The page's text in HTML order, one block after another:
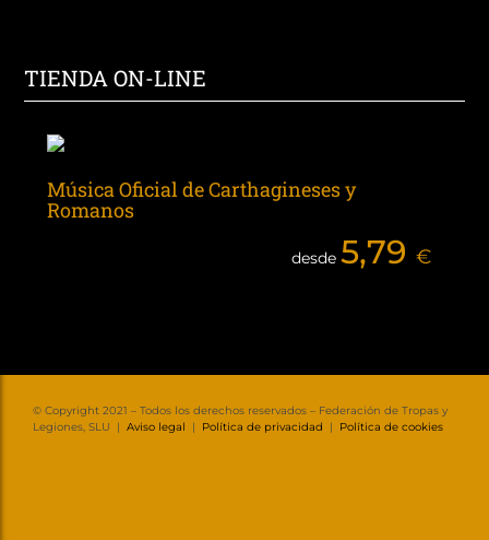
TIENDA ON-LINE
Música Oficial de Carthagineses y
Romanos
desde 5,79 €
© Copyright 2021 – Todos los derechos reservados – Federación de Tropas y
Legiones, SLU | Aviso legal | Política de privacidad | Política de cookies